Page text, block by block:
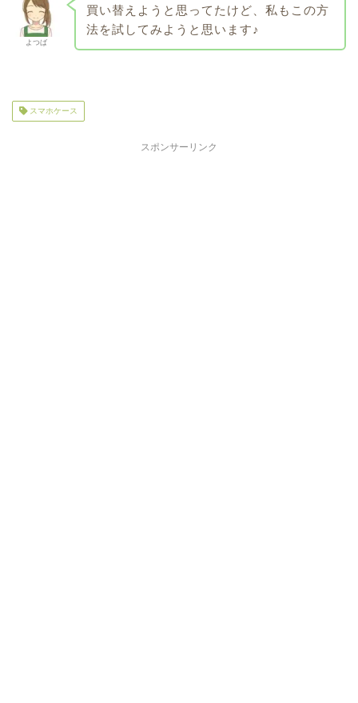
よつば
買い替えようと思ってたけど、私もこの方
法を試してみようと思います♪
スマホケース
スポンサーリンク